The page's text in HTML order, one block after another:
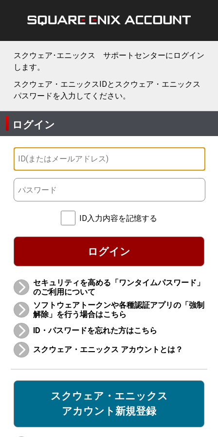
スクウェア･エニックス サポートセンターにログイン
します。
スクウェア・エニックスIDとスクウェア・エニックス
パスワードを入力してください。
ログイン
ID入力内容を記憶する
ログイン
セキュリティを高める「ワンタイムパスワード」
のご利用について
ソフトウェアトークンや各種認証アプリの「強制
解除」を行う場合はこちら
ID・パスワードを忘れた方はこちら
スクウェア・エニックス アカウントとは？
スクウェア・エニックス
アカウント新規登録